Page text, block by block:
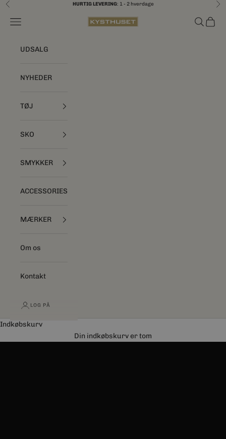
Spring til indhold
Forrige HURTIG LEVERING: 1 - 2 hverdage
Kysthuset
Åbn navigationsmenu ÅbnÅbn
UDSALG
NYHEDER
TØJ
SKO
SMYKKER
ACCESSORIES
MÆRKER
Om os
Kontakt
LOG PÅ
Indkøbskurv
Din indkøbskurv er tom